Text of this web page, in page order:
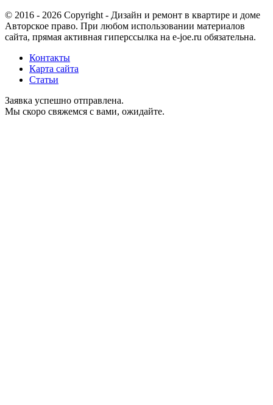
© 2016 - 2026 Copyright - Дизайн и ремонт в квартире и доме
Авторское право. При любом использовании материалов
сайта, прямая активная гиперссылка на e-joe.ru обязательна.
Контакты
Карта сайта
Статьи
Заявка успешно отправлена.
Мы скоро свяжемся с вами, ожидайте.